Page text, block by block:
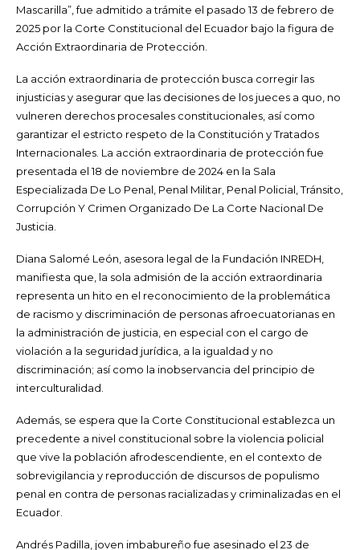
Mascarilla”, fue admitido a trámite el pasado 13 de febrero de
2025 por la Corte Constitucional del Ecuador bajo la figura de
Acción Extraordinaria de Protección.
La acción extraordinaria de protección busca corregir las
injusticias y asegurar que las decisiones de los jueces a quo, no
vulneren derechos procesales constitucionales, así como
garantizar el estricto respeto de la Constitución y Tratados
Internacionales. La acción extraordinaria de protección fue
presentada el 18 de noviembre de 2024 en la Sala
Especializada De Lo Penal, Penal Militar, Penal Policial, Tránsito,
Corrupción Y Crimen Organizado De La Corte Nacional De
Justicia.
Diana Salomé León, asesora legal de la Fundación INREDH,
manifiesta que, la sola admisión de la acción extraordinaria
representa un hito en el reconocimiento de la problemática
de racismo y discriminación de personas afroecuatorianas en
la administración de justicia, en especial con el cargo de
violación a la seguridad jurídica, a la igualdad y no
discriminación; así como la inobservancia del principio de
interculturalidad.
Además, se espera que la Corte Constitucional establezca un
precedente a nivel constitucional sobre la violencia policial
que vive la población afrodescendiente, en el contexto de
sobrevigilancia y reproducción de discursos de populismo
penal en contra de personas racializadas y criminalizadas en el
Ecuador.
Andrés Padilla, joven imbabureño fue asesinado el 23 de